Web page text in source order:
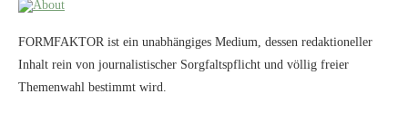
FORMFAKTOR ist ein unabhängiges Medium, dessen redaktioneller
Inhalt rein von journalistischer Sorgfaltspflicht und völlig freier
Themenwahl bestimmt wird.